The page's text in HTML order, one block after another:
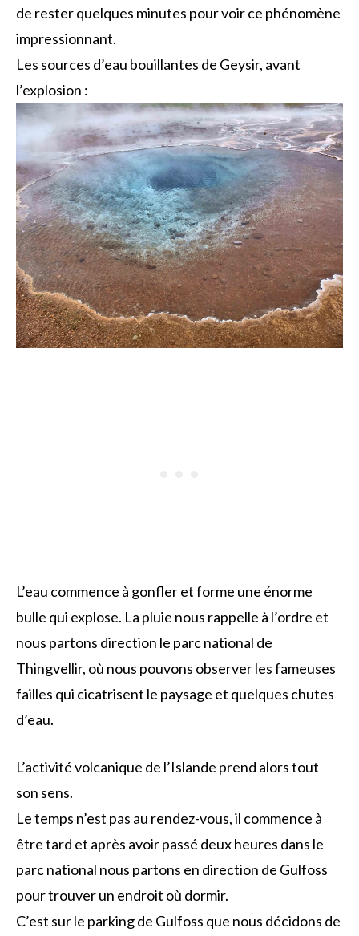
de rester quelques minutes pour voir ce phénomène
impressionnant.
Les sources d’eau bouillantes de Geysir, avant
l’explosion :
L’eau commence à gonfler et forme une énorme
bulle qui explose. La pluie nous rappelle à l’ordre et
nous partons direction le parc national de
Thingvellir, où nous pouvons observer les fameuses
failles qui cicatrisent le paysage et quelques chutes
d’eau.
L’activité volcanique de l’Islande prend alors tout
son sens.
Le temps n’est pas au rendez-vous, il commence à
être tard et après avoir passé deux heures dans le
parc national nous partons en direction de Gulfoss
pour trouver un endroit où dormir.
C’est sur le parking de Gulfoss que nous décidons de